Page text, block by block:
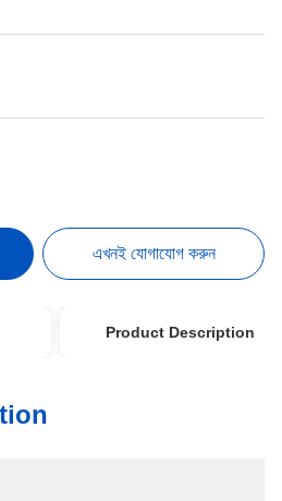
এখনই যোগাযোগ করুন
Product Description